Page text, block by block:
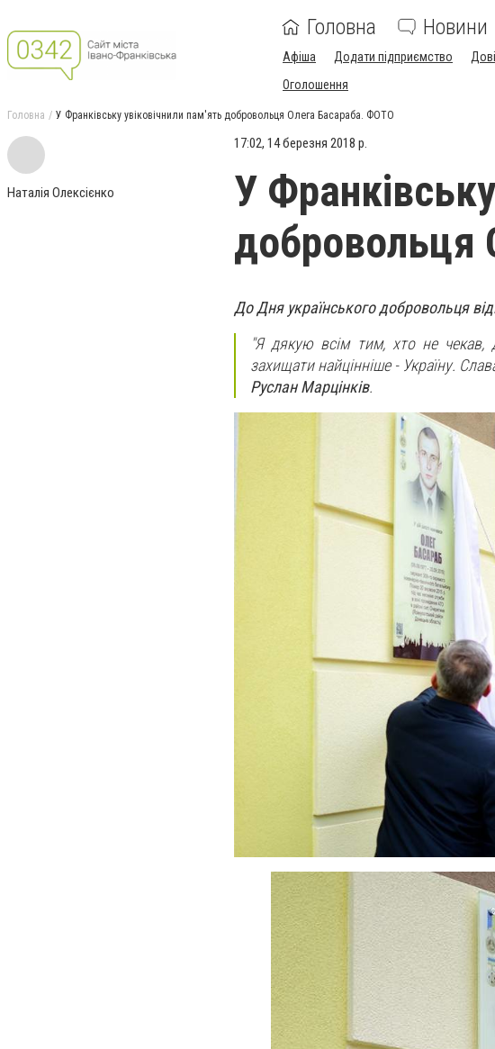
Головна Новини
Афіша Додати підприємство
Оголошення
Головна У Франківську увіковічнили пам'ять добровольця Олега Басараба. ФОТО
Наталія Олексієнко
17:02, 14 березня 2018 р.
У
добровольця
До Дня українського добровольця
"Я дякую всім тим, хто не чекав,
захищати найцінніше - Україну.
Руслан Марцінків.